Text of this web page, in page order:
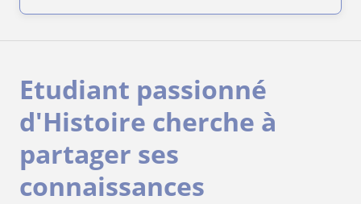
Etudiant passionné
d'Histoire cherche à
partager ses
connaissances